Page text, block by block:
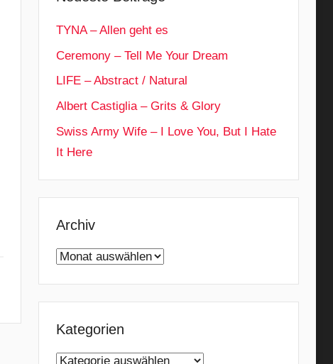
TYNA – Allen geht es
Ceremony – Tell Me Your Dream
LIFE – Abstract / Natural
Albert Castiglia – Grits & Glory
Swiss Army Wife – I Love You, But I Hate
It Here
Archiv
Archiv
Kategorien
Kategorien